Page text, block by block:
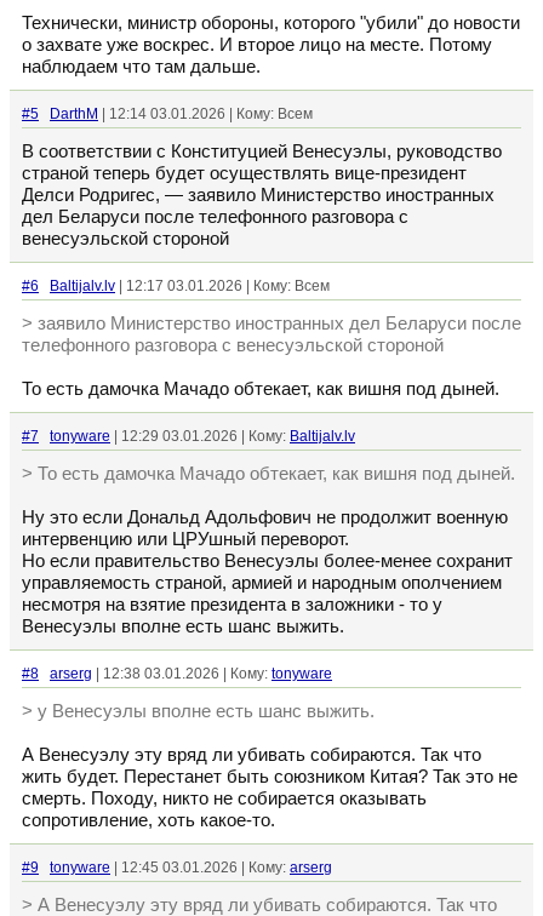
Технически, министр обороны, которого "убили" до новости
о захвате уже воскрес. И второе лицо на месте. Потому
наблюдаем что там дальше.
#5 DarthM | 12:14 03.01.2026 | Кому: Всем
В соответствии с Конституцией Венесуэлы, руководство
страной теперь будет осуществлять вице-президент
Делси Родригес, — заявило Министерство иностранных
дел Беларуси после телефонного разговора с
венесуэльской стороной
#6 Baltijalv.lv | 12:17 03.01.2026 | Кому: Всем
> заявило Министерство иностранных дел Беларуси после
телефонного разговора с венесуэльской стороной
То есть дамочка Мачадо обтекает, как вишня под дыней.
#7 tonyware | 12:29 03.01.2026 | Кому: Baltijalv.lv
> То есть дамочка Мачадо обтекает, как вишня под дыней.
Ну это если Дональд Адольфович не продолжит военную
интервенцию или ЦРУшный переворот.
Но если правительство Венесуэлы более-менее сохранит
управляемость страной, армией и народным ополчением
несмотря на взятие президента в заложники - то у
Венесуэлы вполне есть шанс выжить.
#8 arserg | 12:38 03.01.2026 | Кому: tonyware
> у Венесуэлы вполне есть шанс выжить.
А Венесуэлу эту вряд ли убивать собираются. Так что
жить будет. Перестанет быть союзником Китая? Так это не
смерть. Походу, никто не собирается оказывать
сопротивление, хоть какое-то.
#9 tonyware | 12:45 03.01.2026 | Кому: arserg
> А Венесуэлу эту вряд ли убивать собираются. Так что